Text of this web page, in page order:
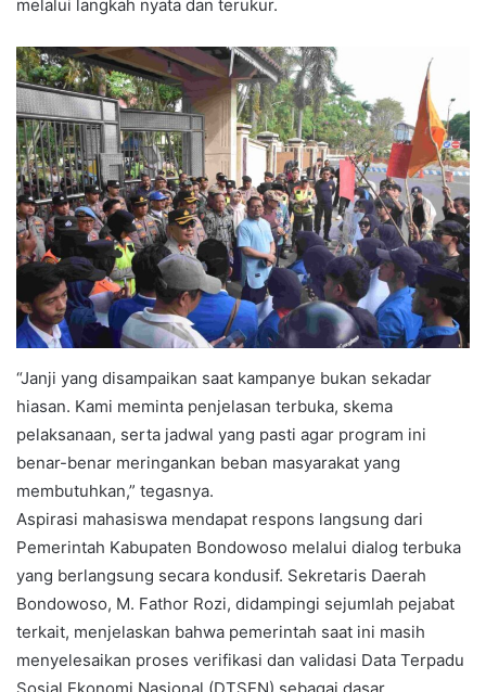
melalui langkah nyata dan terukur.
“Janji yang disampaikan saat kampanye bukan sekadar
hiasan. Kami meminta penjelasan terbuka, skema
pelaksanaan, serta jadwal yang pasti agar program ini
benar-benar meringankan beban masyarakat yang
membutuhkan,” tegasnya.
Aspirasi mahasiswa mendapat respons langsung dari
Pemerintah Kabupaten Bondowoso melalui dialog terbuka
yang berlangsung secara kondusif. Sekretaris Daerah
Bondowoso, M. Fathor Rozi, didampingi sejumlah pejabat
terkait, menjelaskan bahwa pemerintah saat ini masih
menyelesaikan proses verifikasi dan validasi Data Terpadu